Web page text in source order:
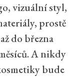
vizuální styl,
prostě
do března
A nikdy
bude